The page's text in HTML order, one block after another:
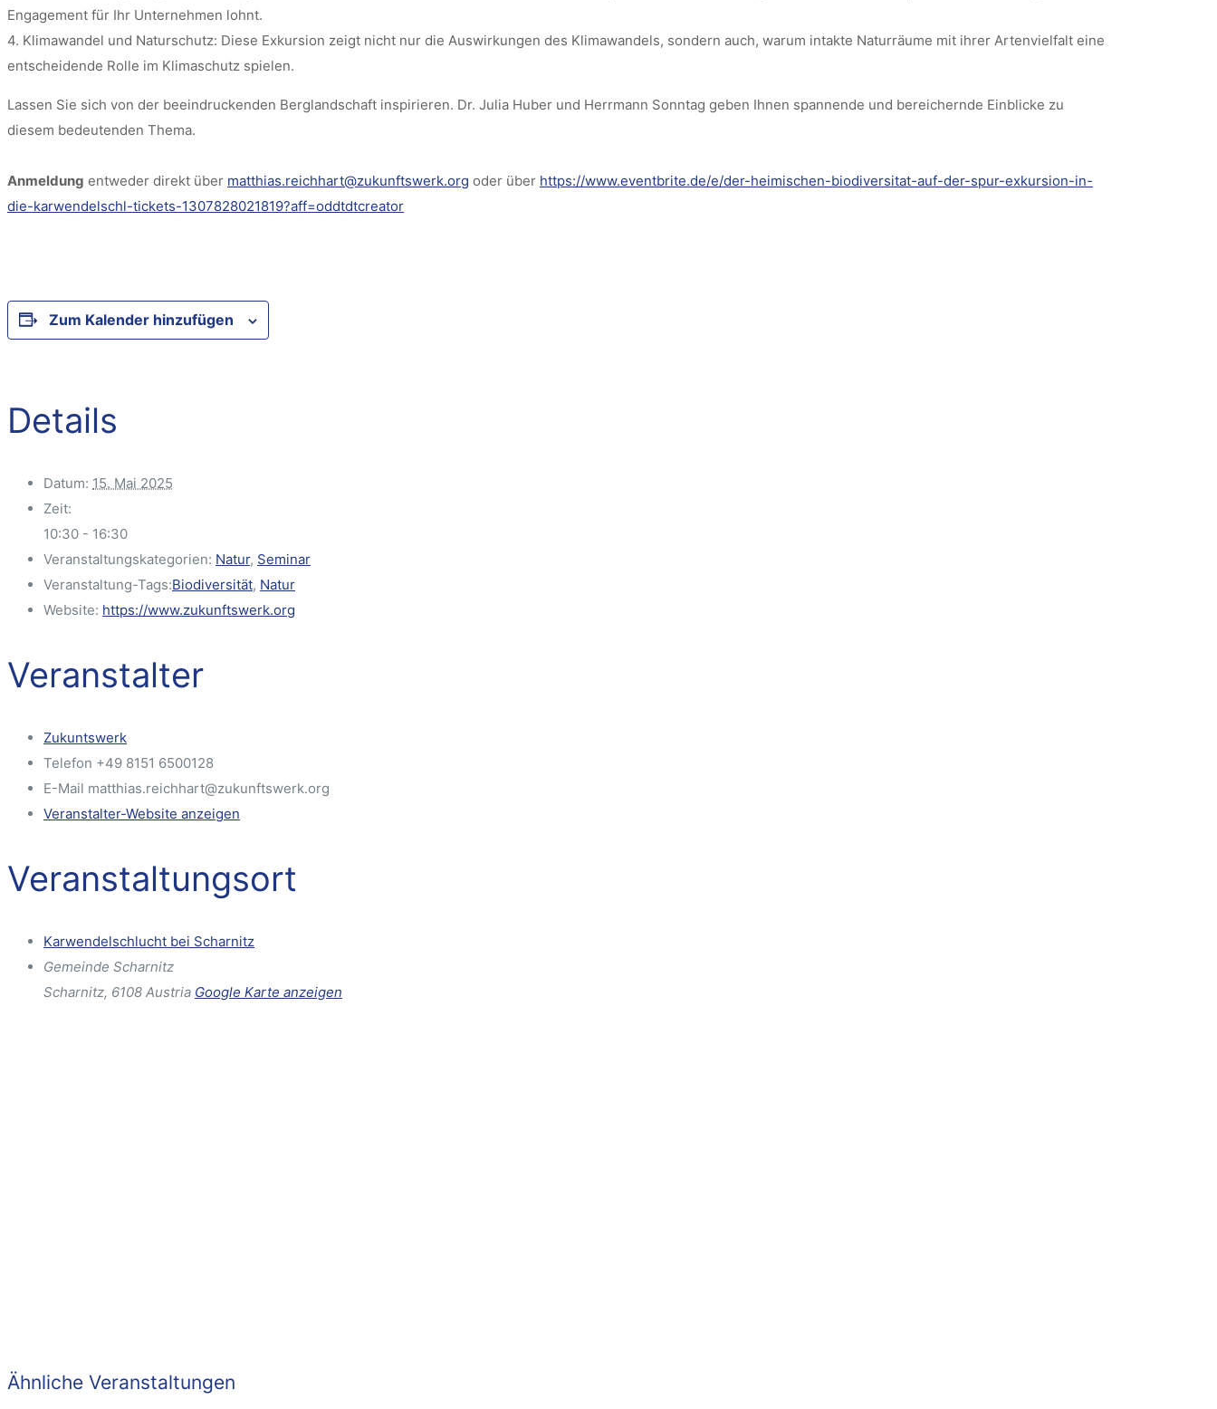
Engagement für Ihr Unternehmen lohnt.
4. Klimawandel und Naturschutz: Diese Exkursion zeigt nicht nur die Auswirkungen des Klimawandels, sondern auch, warum intakte Naturräume mit ihrer Artenvielfalt eine
entscheidende Rolle im Klimaschutz spielen.
Lassen Sie sich von der beeindruckenden Berglandschaft inspirieren. Dr. Julia Huber und Herrmann Sonntag geben Ihnen spannende und bereichernde Einblicke zu
diesem bedeutenden Thema.
Anmeldung entweder direkt über matthias.reichhart@zukunftswerk.org oder über https://www.eventbrite.de/e/der-heimischen-biodiversitat-auf-der-spur-exkursion-in-
die-karwendelschl-tickets-1307828021819?aff=oddtdtcreator
Zum Kalender hinzufügen
Details
Datum: 15. Mai 2025
Zeit:
10:30 - 16:30
Veranstaltungskategorien: Natur, Seminar
Veranstaltung-Tags:Biodiversität, Natur
Website: https://www.zukunftswerk.org
Veranstalter
Zukuntswerk
Telefon +49 8151 6500128
E-Mail matthias.reichhart@zukunftswerk.org
Veranstalter-Website anzeigen
Veranstaltungsort
Karwendelschlucht bei Scharnitz
Gemeinde Scharnitz
Scharnitz, 6108 Austria Google Karte anzeigen
Ähnliche Veranstaltungen